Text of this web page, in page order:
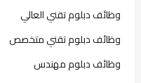
وظائف دبلوم تقني العالي
وظائف دبلوم تقني متخصص
وظائف دبلوم مهندس